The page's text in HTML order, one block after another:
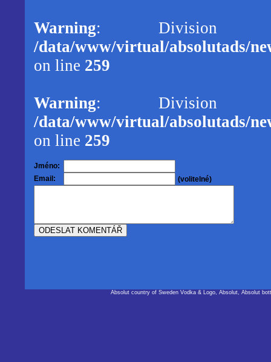
Warning: Division
/data/www/virtual/absolutads/
on line 259
Warning: Division
/data/www/virtual/absolutads/
on line 259
Jméno:
Email:
(volitelné)
Absolut country of Sweden Vodka & Logo, Absolut, Absolut